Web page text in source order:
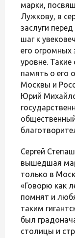
марки,
Лужкову, в
заслуги
шаг к
его огромных
уровне.
память о его
Москвы и
Юрий
Сергей
вышедшая
только в
«Говорю как
помнят и
таким
был
столицы и